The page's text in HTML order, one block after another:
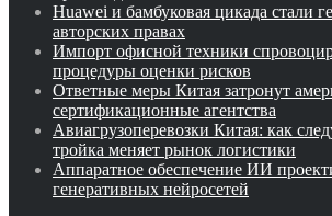
Huawei и бамбуковая цикада стали
авторских правах
Импорт офисной техники
процедуры оценки рисков
Ответные меры Китая затронут
сертификационные агентства
Авиагрузоперевозки Китая: как
тройка меняет рынок логистики
Аппаратное обеспечение ИИ
генеративных нейросетей